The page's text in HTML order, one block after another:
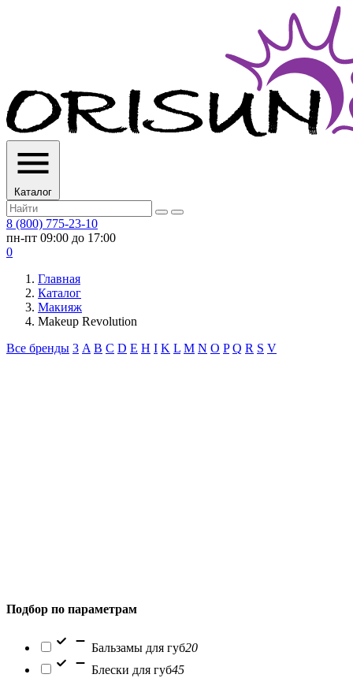
Каталог
8 (800) 775-23-10
пн-пт 09:00 до 17:00
0
Главная
Каталог
Макияж
Makeup Revolution
Все бренды 3 A B C D E H I K L M N O P Q R S V
Подбор по параметрам
Бальзамы для губ20
Блески для губ45